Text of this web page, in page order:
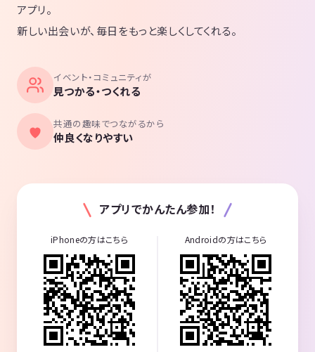
アプリ。
新しい出会いが、毎日をもっと楽しくしてくれる。
イベント・コミュニティが
見つかる・つくれる
共通の趣味でつながるから
仲良くなりやすい
アプリでかんたん参加！
iPhoneの方はこちら Androidの方はこちら